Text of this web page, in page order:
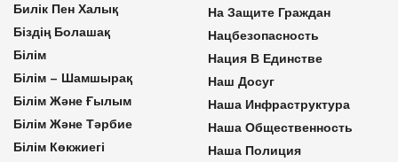
Билік Пен Халық
Біздің Болашақ
Білім
Білім – Шамшырақ
Білім Және Ғылым
Білім Және Тәрбие
Білім Көкжиегі
На Защите Граждан
Нацбезопасность
Нация В Единстве
Наш Досуг
Наша Инфраструктура
Наша Общественность
Наша Полиция